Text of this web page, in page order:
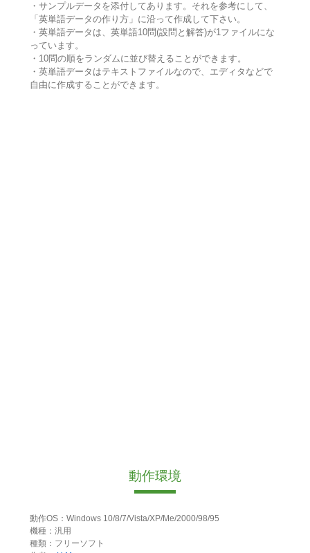
・サンプルデータを添付してあります。それを参考にして、
「英単語データの作り方」に沿って作成して下さい。
・英単語データは、英単語10問(設問と解答)が1ファイルにな
っています。
・10問の順をランダムに並び替えることができます。
・英単語データはテキストファイルなので、エディタなどで
自由に作成することができます。
動作環境
動作OS：Windows 10/8/7/Vista/XP/Me/2000/98/95
機種：汎用
種類：フリーソフト